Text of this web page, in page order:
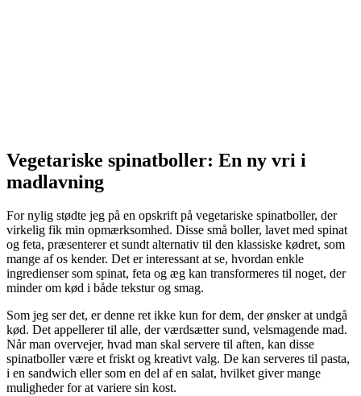
Vegetariske spinatboller: En ny vri i
madlavning
For nylig stødte jeg på en opskrift på vegetariske spinatboller, der
virkelig fik min opmærksomhed. Disse små boller, lavet med spinat
og feta, præsenterer et sundt alternativ til den klassiske kødret, som
mange af os kender. Det er interessant at se, hvordan enkle
ingredienser som spinat, feta og æg kan transformeres til noget, der
minder om kød i både tekstur og smag.
Som jeg ser det, er denne ret ikke kun for dem, der ønsker at undgå
kød. Det appellerer til alle, der værdsætter sund, velsmagende mad.
Når man overvejer, hvad man skal servere til aften, kan disse
spinatboller være et friskt og kreativt valg. De kan serveres til pasta,
i en sandwich eller som en del af en salat, hvilket giver mange
muligheder for at variere sin kost.